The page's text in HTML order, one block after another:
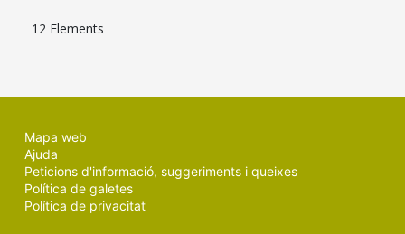
12 Elements
Mapa web
Ajuda
Peticions d'informació, suggeriments i queixes
Política de galetes
Política de privacitat